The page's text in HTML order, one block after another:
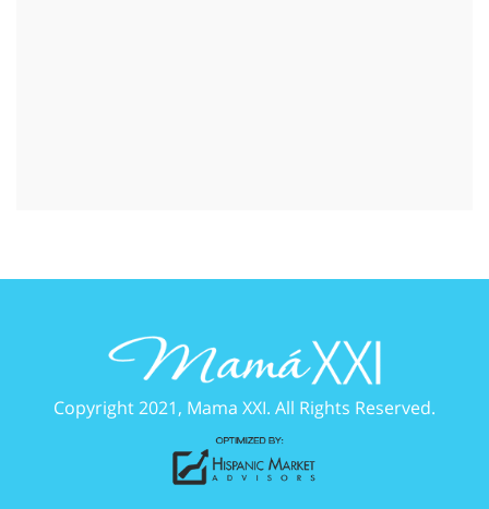
Copyright 2021, Mama XXI. All Rights Reserved.